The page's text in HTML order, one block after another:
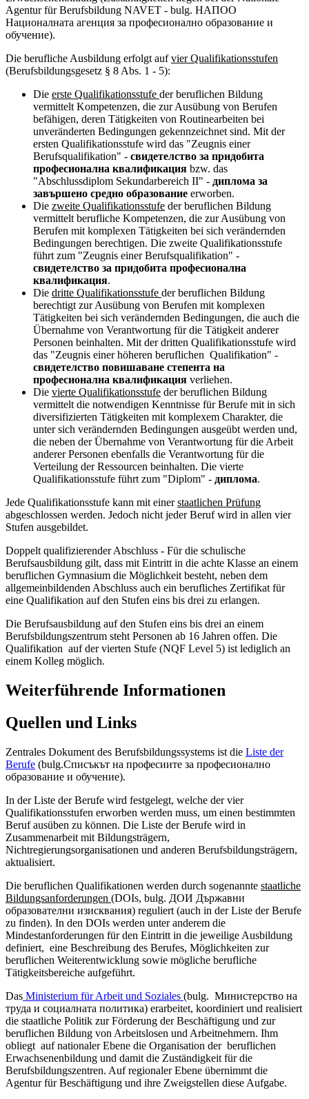
Agentur für Berufsbildung NAVET - bulg. НАПОО
Националната агенция за професионално образование и
обучение).
Die berufliche Ausbildung erfolgt aufvier Qualifikationsstufen
(Berufsbildungsgesetz § 8 Abs. 1 - 5):
Die erste Qualifikationsstufe der beruflichen Bildung
vermittelt Kompetenzen, die zur Ausübung von Berufen
befähigen, deren Tätigkeiten von Routinearbeiten bei
unveränderten Bedingungen gekennzeichnet sind. Mit der
ersten Qualifikationsstufe wird das "Zeugnis einer
Berufsqualifikation" - свидетелство за придобита
професионална квалификация bzw. das
"Abschlussdiplom Sekundarbereich II" - диплома за
завършено средно образование erworben.
Die zweite Qualifikationsstufe der beruflichen Bildung
vermittelt berufliche Kompetenzen, die zur Ausübung von
Berufen mit komplexen Tätigkeiten bei sich verändernden
Bedingungen berechtigen. Die zweite Qualifikationsstufe
führt zum "Zeugnis einer Berufsqualifikation" -
свидетелство за придобита професионална
квалификация.
Die dritte Qualifikationsstufe der beruflichen Bildung
berechtigt zur Ausübung von Berufen mit komplexen
Tätigkeiten bei sich verändernden Bedingungen, die auch die
Übernahme von Verantwortung für die Tätigkeit anderer
Personen beinhalten. Mit der dritten Qualifikationsstufe wird
das "Zeugnis einer höheren beruflichen Qualifikation" -
свидетелство повишаване степента на
професионална квалификация verliehen.
Die vierte Qualifikationsstufe der beruflichen Bildung
vermittelt die notwendigen Kenntnisse für Berufe mit in sich
diversifizierten Tätigkeiten mit komplexem Charakter, die
unter sich verändernden Bedingungen ausgeübt werden und,
die neben der Übernahme von Verantwortung für die Arbeit
anderer Personen ebenfalls die Verantwortung für die
Verteilung der Ressourcen beinhalten. Die vierte
Qualifikationsstufe führt zum "Diplom" - диплома.
Jede Qualifikationsstufe kann mit einerstaatlichen Prüfung
abgeschlossen werden. Jedoch nicht jeder Beruf wird in allen vier
Stufen ausgebildet.
Doppelt qualifizierender Abschluss - Für die schulische
Berufsausbildung gilt, dass mit Eintritt in die achte Klasse an einem
beruflichen Gymnasium die Möglichkeit besteht, neben dem
allgemeinbildenden Abschluss auch ein berufliches Zertifikat für
eine Qualifikation auf den Stufen eins bis drei zu erlangen.
Die Berufsausbildung auf den Stufen eins bis drei an einem
Berufsbildungszentrum steht Personen ab 16 Jahren offen. Die
Qualifikation auf der vierten Stufe (NQF Level 5) ist lediglich an
einem Kolleg möglich.
Weiterführende Informationen
Quellen und Links
Zentrales Dokument des Berufsbildungssystems ist die Liste der
Berufe (bulg.Списъкът на професиите за професионално
образование и обучение).
In der Liste der Berufe wird festgelegt, welche der vier
Qualifikationsstufen erworben werden muss, um einen bestimmten
Beruf ausüben zu können. Die Liste der Berufe wird in
Zusammenarbeit mit Bildungsträgern,
Nichtregierungsorganisationen und anderen Berufsbildungsträgern,
aktualisiert.
Die beruflichen Qualifikationen werden durch sogenannte staatliche
Bildungsanforderungen (DOIs, bulg. ДОИ Държавни
образователни изисквания) reguliert (auch in der Liste der Berufe
zu finden). In den DOIs werden unter anderem die
Mindestanforderungen für den Eintritt in die jeweilige Ausbildung
definiert, eine Beschreibung des Berufes, Möglichkeiten zur
beruflichen Weiterentwicklung sowie mögliche berufliche
Tätigkeitsbereiche aufgeführt.
Das Ministerium für Arbeit und Soziales (bulg. Министерство на
труда и социалната политика) erarbeitet, koordiniert und realisiert
die staatliche Politik zur Förderung der Beschäftigung und zur
beruflichen Bildung von Arbeitslosen und Arbeitnehmern. Ihm
obliegt auf nationaler Ebene die Organisation der beruflichen
Erwachsenenbildung und damit die Zuständigkeit für die
Berufsbildungszentren. Auf regionaler Ebene übernimmt die
Agentur für Beschäftigung und ihre Zweigstellen diese Aufgabe.